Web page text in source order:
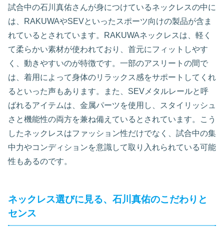
試合中の石川真佑さんが身につけているネックレスの中に
は、RAKUWAやSEVといったスポーツ向けの製品が含ま
れているとされています。RAKUWAネックレスは、軽く
て柔らかい素材が使われており、首元にフィットしやす
く、動きやすいのが特徴です。一部のアスリートの間で
は、着用によって身体のリラックス感をサポートしてくれ
るといった声もあります。また、SEVメタルレールと呼
ばれるアイテムは、金属パーツを使用し、スタイリッシュ
さと機能性の両方を兼ね備えているとされています。こう
したネックレスはファッション性だけでなく、試合中の集
中力やコンディションを意識して取り入れられている可能
性もあるのです。
ネックレス選びに見る、石川真佑のこだわりと
センス